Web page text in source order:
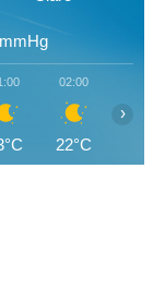
mmHg
02:00
22°C
›